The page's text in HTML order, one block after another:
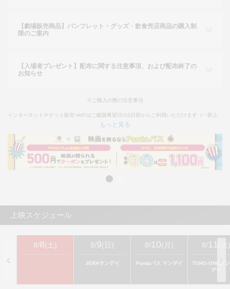
【劇場販売商品】パンフレット・グッズ・飲食売店商品の購入制
限のご案内
【入場者プレゼント】配布に関する注意事項、および配布終了の
お知らせ
※ご購入の際の注意事項
インターネットチケット販売“vit®”はご鑑賞希望日の2日前からご利用いただけます（一部上
※東京都では18歳未満の方は終映が23：00を過ぎる上映回は、保護者同伴であってもご入場
いただけません。
そのため、18歳未満の方はチケット購入はお受けできかねます。あらかじめご了承くださ
い。
インターネットチケット販売“vit®”より障がい者割引チケットをご購入希望のお客様は こちら
もっと見る
上映スケジュール
8/8(土) 8/9( 日 )
JERAサンデイ
8/10( 月 )
Pontaパス マンデイ
8/11 火 )
TOHO-ONEメ
デイ